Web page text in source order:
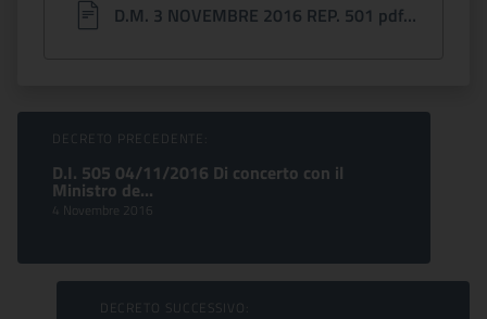
D.M. 3 NOVEMBRE 2016 REP. 501 pdf.pdf
Sfoglia comunicati
DECRETO PRECEDENTE:
D.I. 505 04/11/2016 Di concerto con il
Ministro de...
4 Novembre 2016
DECRETO SUCCESSIVO: